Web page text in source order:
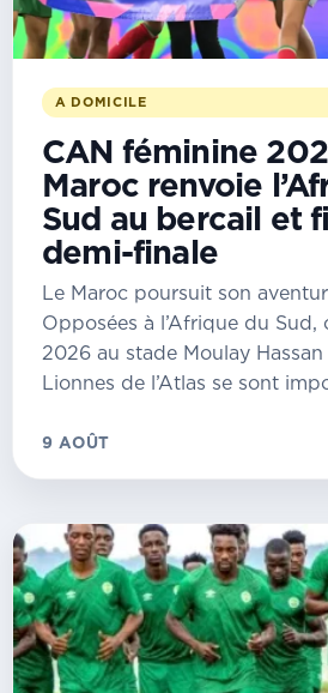
A DOMICILE
CAN féminine
Maroc renvoie
Sud au bercail et
demi-finale
Le Maroc poursuit son
Opposées à l’Afrique du Sud,
2026 au stade Moulay
Lionnes de l’Atlas se sont
9 AOÛT